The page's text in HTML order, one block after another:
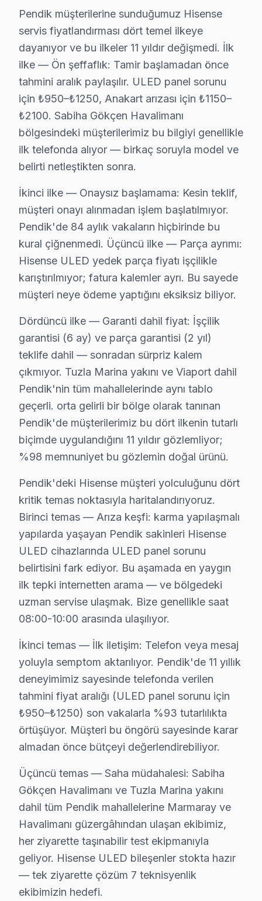
Pendik'da Velibaba mahallesi için Hisense TV tamir
Velibaba Hisense Anakart Tamiri →
Yayalar Hisense Servis
Hisense TV'nizin Yayalar adresine gelen ekibimiz
Pendik Hisense Servis →
Yeni Hisense Servis
Pendik'da Yeni mahallesi Hisense kullanıcıları arıza
Pendik TV Servis Merkezi →
Yenişehir'de Hisense TV ekran değişimi gerekebilir mi?
Yenişehir Hisense Anakart Tamiri →
Yeşilbağlar Hisense Servis
Yeşilbağlar sakinleri Hisense TV arızaları için sık bizi
Pendik Hisense Servis →
Pendik Hisense TV Servis Hizmet Bölgesi
Pendik bölgesine kapıya gelen Hisense TV tamir servisi
Hisense Uzman Teknisyen Ekibi — Pendik
12 yıllık Hisense TV tamir deneyimi. Pendik ve çevre
· Hisense fabrika servis sertifikası
· Orijinal ve OEM yedek parça tedarikçisi
· 2010'dan günümüze tüm Hisense modelleri
Pendik Servis İstatistikleri
· Pendik'de570+ Hisense TV tamiri
· Müşteri memnuniyeti%98
· Tüm işlemler
2 yıl garantili
Bu sayfayla ilgili hizmet sayfaları:
↑ Hisense Servis Ana Sayfası
↑ Pendik TV Servis Merkezi
Pendik müşterilerine sunduğumuz Hisense
servis fiyatlandırması dört temel ilkeye
dayanıyor ve bu ilkeler 11 yıldır değişmedi. İlk
ilke — Ön şeffaflık: Tamir başlamadan önce
tahmini aralık paylaşılır. ULED panel sorunu
için ₺950–₺1250, Anakart arızası için ₺1150–
₺2100. Sabiha Gökçen Havalimanı
bölgesindeki müşterilerimiz bu bilgiyi genellikle
ilk telefonda alıyor — birkaç soruyla model ve
belirti netleştikten sonra.
İkinci ilke — Onaysız başlamama: Kesin teklif,
müşteri onayı alınmadan işlem başlatılmıyor.
Pendik'de 84 aylık vakaların hiçbirinde bu
kural çiğnenmedi. Üçüncü ilke — Parça ayrımı:
Hisense ULED yedek parça fiyatı işçilikle
karıştırılmıyor; fatura kalemler ayrı. Bu sayede
müşteri neye ödeme yaptığını eksiksiz biliyor.
Dördüncü ilke — Garanti dahil fiyat: İşçilik
garantisi (6 ay) ve parça garantisi (2 yıl)
teklife dahil — sonradan sürpriz kalem
çıkmıyor. Tuzla Marina yakını ve Viaport dahil
Pendik'nin tüm mahallelerinde aynı tablo
geçerli. orta gelirli bir bölge olarak tanınan
Pendik'de müşterilerimiz bu dört ilkenin tutarlı
biçimde uygulandığını 11 yıldır gözlemliyor;
%98 memnuniyet bu gözlemin doğal ürünü.
Pendik'deki Hisense müşteri yolculuğunu dört
kritik temas noktasıyla haritalandırıyoruz.
Birinci temas — Arıza keşfi: karma yapılaşmalı
yapılarda yaşayan Pendik sakinleri Hisense
ULED cihazlarında ULED panel sorunu
belirtisini fark ediyor. Bu aşamada en yaygın
ilk tepki internetten arama — ve bölgedeki
uzman servise ulaşmak. Bize genellikle saat
08:00-10:00 arasında ulaşılıyor.
İkinci temas — İlk iletişim: Telefon veya mesaj
yoluyla semptom aktarılıyor. Pendik'de 11 yıllık
deneyimimiz sayesinde telefonda verilen
tahmini fiyat aralığı (ULED panel sorunu için
₺950–₺1250) son vakalarla %93 tutarlılıkta
örtüşüyor. Müşteri bu öngörü sayesinde karar
almadan önce bütçeyi değerlendirebiliyor.
Üçüncü temas — Saha müdahalesi: Sabiha
Gökçen Havalimanı ve Tuzla Marina yakını
dahil tüm Pendik mahallelerine Marmaray ve
Havalimanı güzergâhından ulaşan ekibimiz,
her ziyarette taşınabilir test ekipmanıyla
geliyor. Hisense ULED bileşenler stokta hazır
— tek ziyarette çözüm 7 teknisyenlik
ekibimizin hedefi.